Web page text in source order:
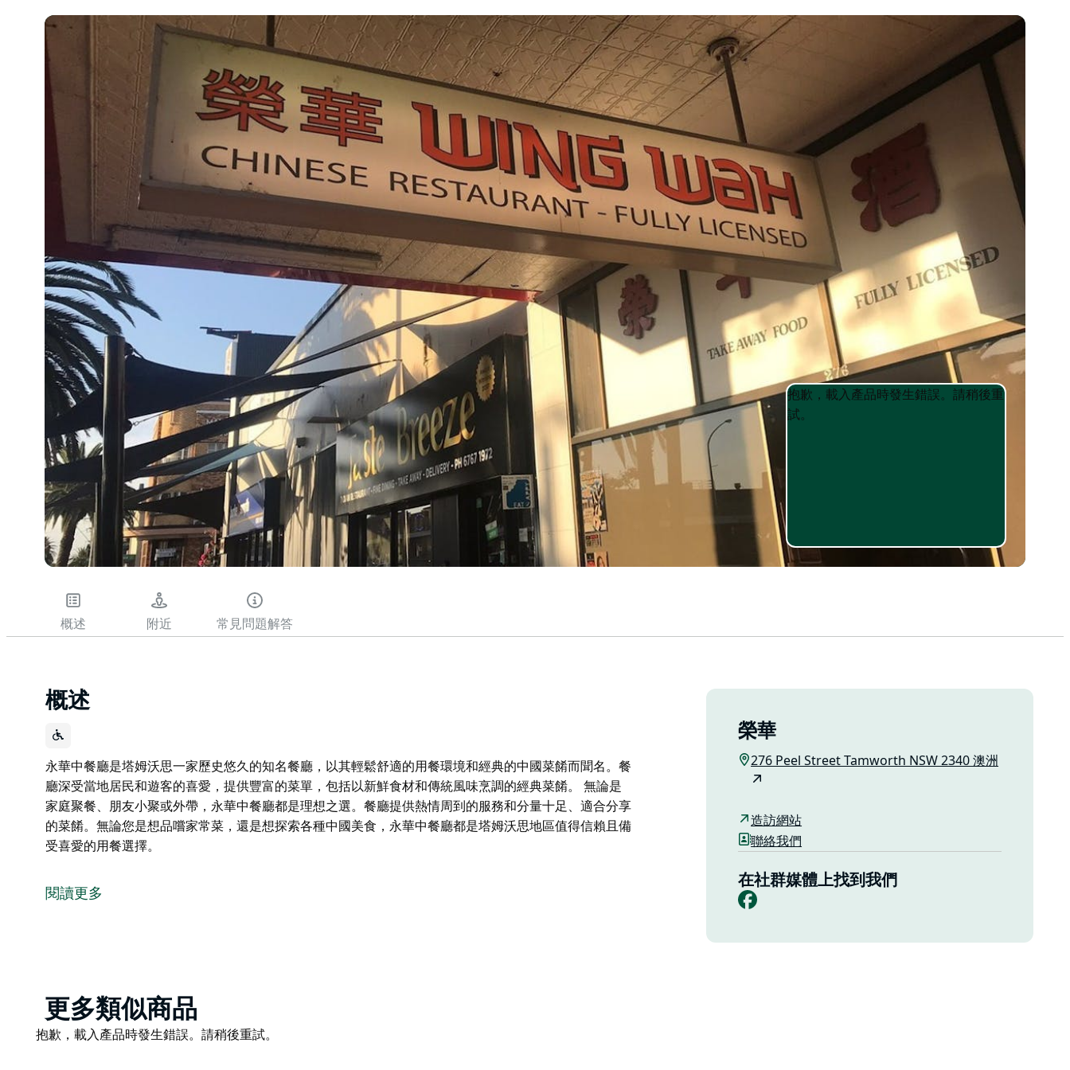
Product
List
Product
List
抱歉，載入產品時發生錯誤。請稍後重
試。
概述 附近 常見問題解答
概述
永華中餐廳是塔姆沃思一家歷史悠久的知名餐廳，以其輕鬆舒適的用餐環境和經典的中國菜餚而聞名。餐
廳深受當地居民和遊客的喜愛，提供豐富的菜單，包括以新鮮食材和傳統風味烹調的經典菜餚。 無論是
家庭聚餐、朋友小聚或外帶，永華中餐廳都是理想之選。餐廳提供熱情周到的服務和分量十足、適合分享
的菜餚。無論您是想品嚐家常菜，還是想探索各種中國美食，永華中餐廳都是塔姆沃思地區值得信賴且備
受喜愛的用餐選擇。
廳深受當地居民和遊客的喜愛，提供豐富的菜單，包括以新鮮食材和傳統風味烹調的經典菜餚。
閱讀更多
榮華
276 Peel Street Tamworth NSW 2340 澳洲
造訪網站
聯絡我們
在社群媒體上找到我們
Facebook
Product
List
更多類似商品
Product
抱歉，載入產品時發生錯誤。請稍後重試。